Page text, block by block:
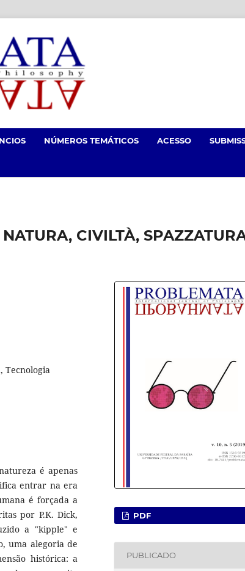
NÚMEROS TEMÁTICOS ACESSO
CIVILTÀ,
Tecnologia
é apenas
entrar na era
é forçada a
por P.K. Dick,
a "kipple" e
uma alegoria de
histórica: a
PDF
PUBLICADO